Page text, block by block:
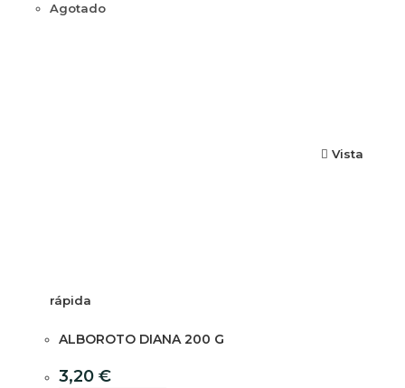
Agotado
Vista
rápida
ALBOROTO DIANA 200 G
3,20 €